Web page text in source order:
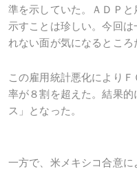
準を示していた。ＡＤＰ
示すことは珍しい。今回
れない面が気になるところ
この雇用統計悪化により
率が８割を超えた。結果
ス」となった。
一方で、米メキシコ合意